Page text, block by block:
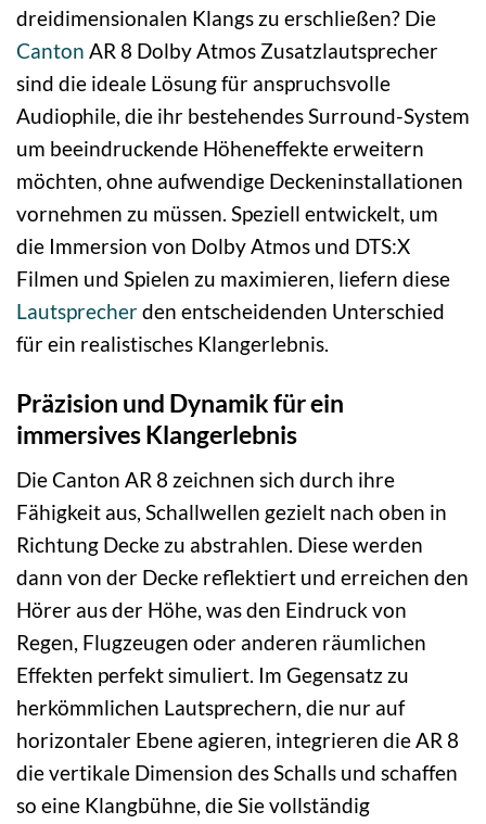
dreidimensionalen Klangs zu erschließen? Die
Canton AR 8 Dolby Atmos Zusatzlautsprecher
sind die ideale Lösung für anspruchsvolle
Audiophile, die ihr bestehendes Surround-System
um beeindruckende Höheneffekte erweitern
möchten, ohne aufwendige Deckeninstallationen
vornehmen zu müssen. Speziell entwickelt, um
die Immersion von Dolby Atmos und DTS:X
Filmen und Spielen zu maximieren, liefern diese
Lautsprecherden entscheidenden Unterschied
für ein realistisches Klangerlebnis.
Präzision und Dynamik für ein
immersives Klangerlebnis
Die Canton AR 8 zeichnen sich durch ihre
Fähigkeit aus, Schallwellen gezielt nach oben in
Richtung Decke zu abstrahlen. Diese werden
dann von der Decke reflektiert und erreichen den
Hörer aus der Höhe, was den Eindruck von
Regen, Flugzeugen oder anderen räumlichen
Effekten perfekt simuliert. Im Gegensatz zu
herkömmlichen Lautsprechern, die nur auf
horizontaler Ebene agieren, integrieren die AR 8
die vertikale Dimension des Schalls und schaffen
so eine Klangbühne, die Sie vollständig